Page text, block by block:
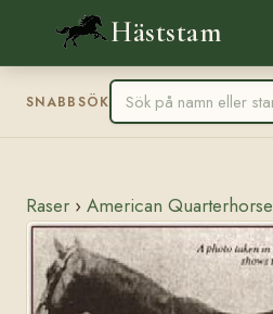
Häststam
SNABBSÖK
Raser › American Quarterhorse